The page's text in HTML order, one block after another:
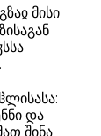
მისი
და
შინა